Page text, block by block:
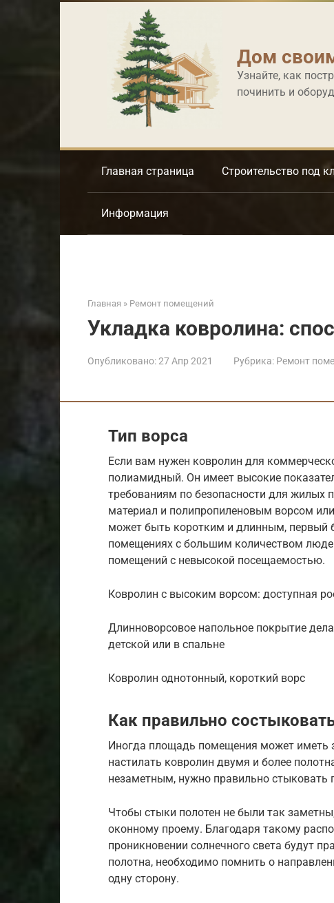
Дом
Узнайте, как
починить и
Главная страница Строительство под
Информация
Главная » Ремонт помещений
Укладка ковролина:
Опубликовано:27 Апр 2021 Рубрика: Ремонт
Тип ворса
Если вам нужен ковролин для
полиамидный. Он имеет высокие
требованиям по безопасности для жилых
материал и полипропиленовым ворсом
может быть коротким и длинным, первый
помещениях с большим количеством
помещений с невысокой посещаемостью.
Ковролин с высоким ворсом: доступная
Длинноворсовое напольное покрытие
детской или в спальне
Ковролин однотонный, короткий ворс
Как правильно
Иногда площадь помещения может иметь
настилать ковролин двумя и более
незаметным, нужно правильно стыковать
Чтобы стыки полотен не были так
оконному проему. Благодаря такому
проникновении солнечного света будут
полотна, необходимо помнить о
одну сторону.